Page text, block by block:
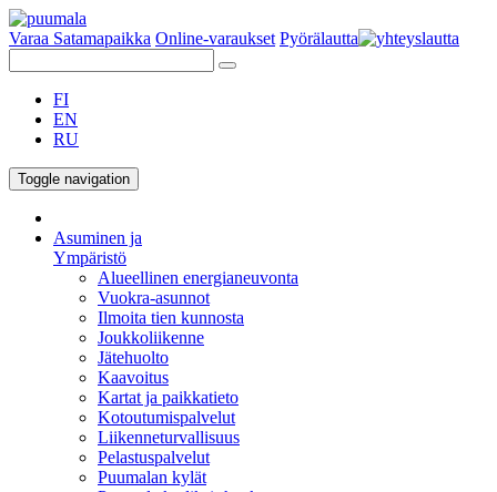
Varaa Satamapaikka Online-varaukset Pyörälautta
FI
EN
RU
Toggle navigation
Asuminen ja
Ympäristö
Alueellinen energianeuvonta
Vuokra-asunnot
Ilmoita tien kunnosta
Joukkoliikenne
Jätehuolto
Kaavoitus
Kartat ja paikkatieto
Kotoutumispalvelut
Liikenneturvallisuus
Pelastuspalvelut
Puumalan kylät